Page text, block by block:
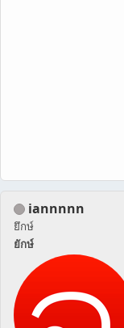
iannnnn
ยึกษ์
ยักษ์